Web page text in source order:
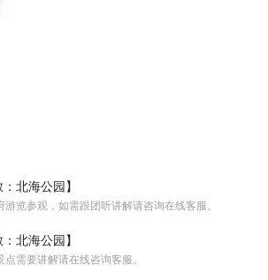
北海公园】
览参观，如需跟团听讲解请咨询在线客服。
北海公园】
需要讲解请在线咨询客服。